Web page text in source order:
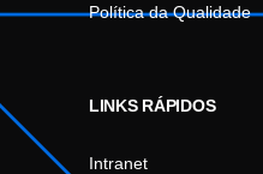
Política da Qualidade
LINKS RÁPIDOS
Intranet